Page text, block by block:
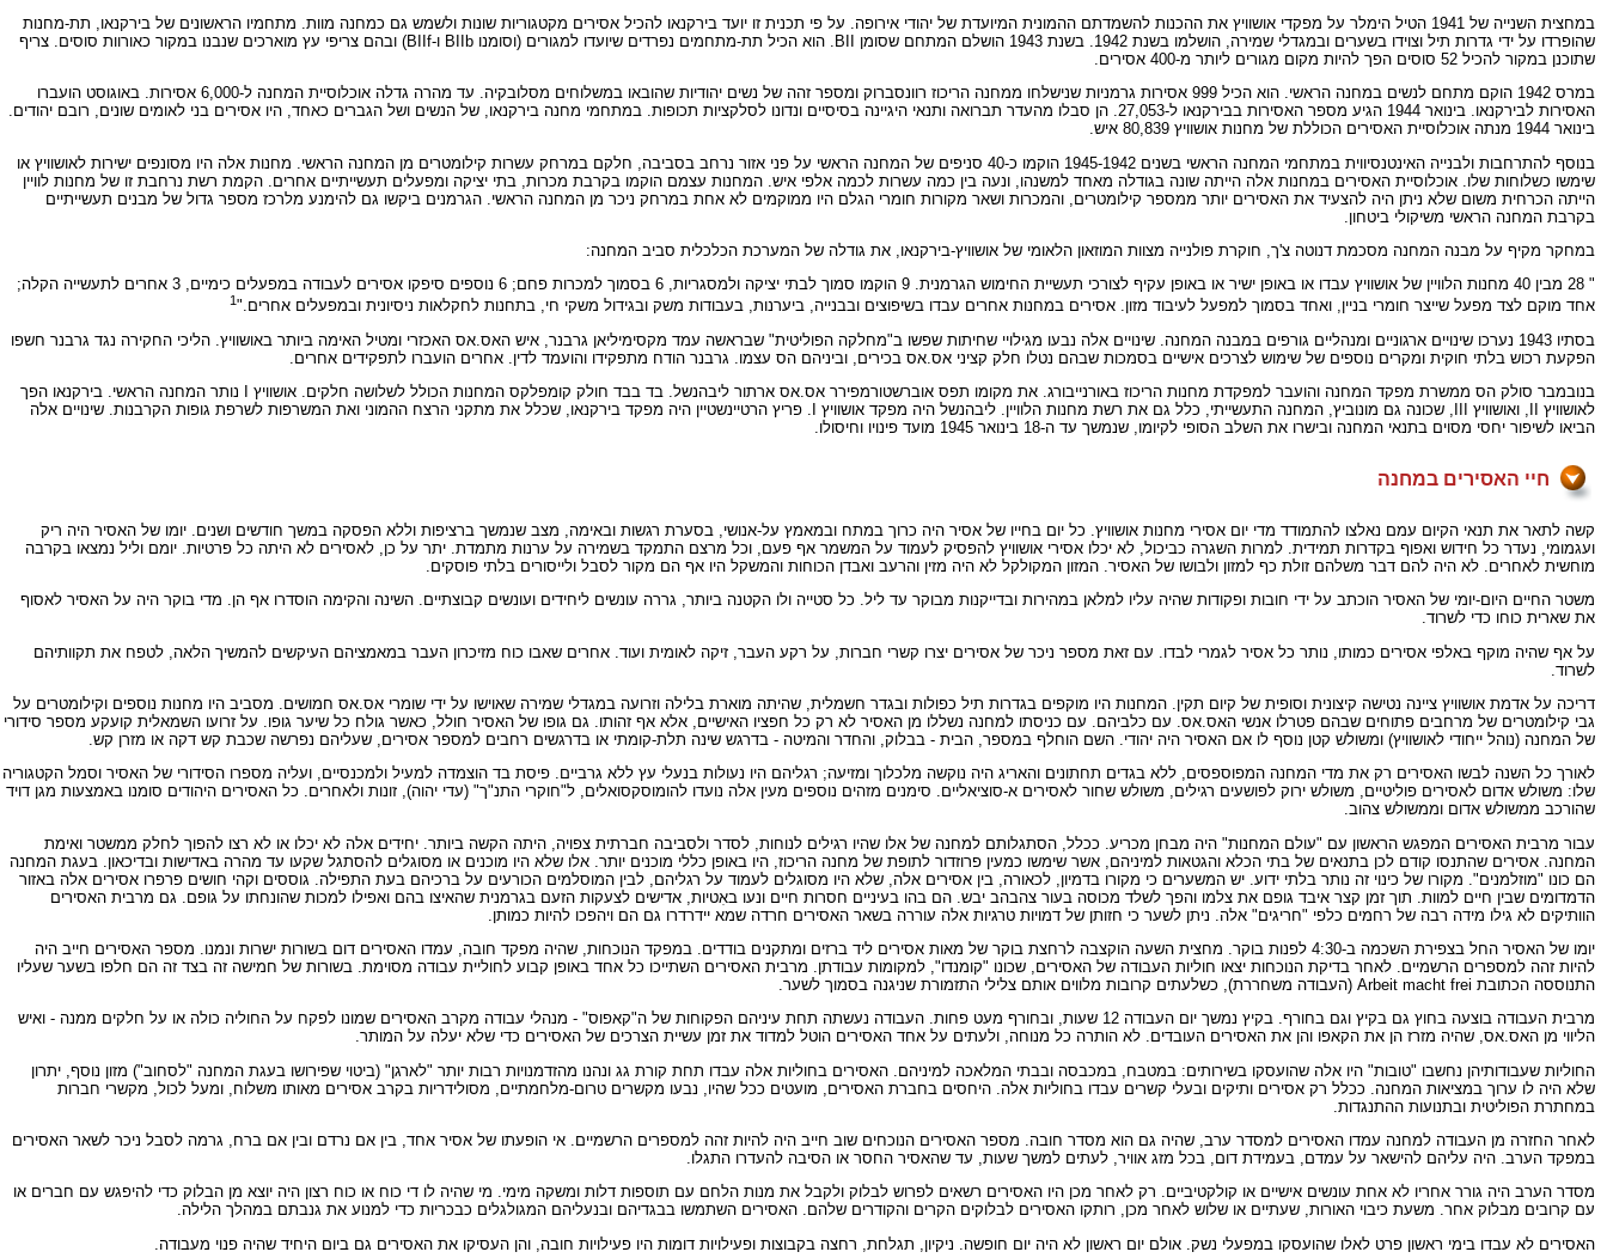
במחצית השנייה של 1941 הטיל הימלר על מפקדי אושוויץ את ההכנות להשמדתם ההמונית המיועדת של יהודי אירופה. על פי תכנית זו יועד בירקנאו להכיל אסירים מקטגוריות שונות ולשמש גם כמחנה מוות. מתחמיו הראשונים של בירקנאו, תת-מחנות
שהופרדו על ידי גדרות תיל וצוידו בשערים ובמגדלי שמירה, הושלמו בשנת 1942. בשנת 1943 הושלם המתחם שסומן BII. הוא הכיל תת-מתחמים נפרדים שיועדו למגורים (וסומנו BIIb ו-BIIf) ובהם צריפי עץ מוארכים שנבנו במקור כאורוות סוסים. צריף
שתוכנן במקור להכיל 52 סוסים הפך להיות מקום מגורים ליותר מ-400 אסירים.
במרס 1942 הוקם מתחם לנשים במחנה הראשי. הוא הכיל 999 אסירות גרמניות שנישלחו ממחנה הריכוז רוונסברוק ומספר זהה של נשים יהודיות שהובאו במשלוחים מסלובקיה. עד מהרה גדלה אוכלוסיית המחנה ל-6,000 אסירות. באוגוסט הועברו
האסירות לבירקנאו. בינואר 1944 הגיע מספר האסירות בבירקנאו ל-27,053. הן סבלו מהעדר תברואה ותנאי היגיינה בסיסיים ונדונו לסלקציות תכופות. במתחמי מחנה בירקנאו, של הנשים ושל הגברים כאחד, היו אסירים בני לאומים שונים, רובם יהודים.
בינואר 1944 מנתה אוכלוסיית האסירים הכוללת של מחנות אושוויץ 80,839 איש.
בנוסף להתרחבות ולבנייה האינטנסיווית במתחמי המחנה הראשי בשנים 1945-1942 הוקמו כ-40 סניפים של המחנה הראשי על פני אזור נרחב בסביבה, חלקם במרחק עשרות קילומטרים מן המחנה הראשי. מחנות אלה היו מסונפים ישירות לאושוויץ או
שימשו כשלוחות שלו. אוכלוסיית האסירים במחנות אלה הייתה שונה בגודלה מאחד למשנהו, ונעה בין כמה עשרות לכמה אלפי איש. המחנות עצמם הוקמו בקרבת מכרות, בתי יציקה ומפעלים תעשייתיים אחרים. הקמת רשת נרחבת זו של מחנות לוויין
הייתה הכרחית משום שלא ניתן היה להצעיד את האסירים יותר ממספר קילומטרים, והמכרות ושאר מקורות חומרי הגלם היו ממוקמים לא אחת במרחק ניכר מן המחנה הראשי. הגרמנים ביקשו גם להימנע מלרכז מספר גדול של מבנים תעשייתיים
בקרבת המחנה הראשי משיקולי ביטחון.
במחקר מקיף על מבנה המחנה מסכמת דנוטה צ'ך, חוקרת פולנייה מצוות המוזאון הלאומי של אושוויץ-בירקנאו, את גודלה של המערכת הכלכלית סביב המחנה:
" 28 מבין 40 מחנות הלוויין של אושוויץ עבדו או באופן ישיר או באופן עקיף לצורכי תעשיית החימוש הגרמנית. 9 הוקמו סמוך לבתי יציקה ולמסגריות, 6 בסמוך למכרות פחם; 6 נוספים סיפקו אסירים לעבודה במפעלים כימיים, 3 אחרים לתעשייה הקלה;
אחד מוקם לצד מפעל שייצר חומרי בניין, ואחד בסמוך למפעל לעיבוד מזון. אסירים במחנות אחרים עבדו בשיפוצים ובבנייה, ביערנות, בעבודות משק ובגידול משקי חי, בתחנות לחקלאות ניסיונית ובמפעלים אחרים."1
בסתיו 1943 נערכו שינויים ארגוניים ומנהליים גורפים במבנה המחנה. שינויים אלה נבעו מגילויי שחיתות שפשו ב"מחלקה הפוליטית" שבראשה עמד מקסימיליאן גרבנר, איש האס.אס האכזרי ומטיל האימה ביותר באושוויץ. הליכי החקירה נגד גרבנר חשפו
הפקעת רכוש בלתי חוקית ומקרים נוספים של שימוש לצרכים אישיים בסמכות שבהם נטלו חלק קציני אס.אס בכירים, וביניהם הס עצמו. גרבנר הודח מתפקידו והועמד לדין. אחרים הועברו לתפקידים אחרים.
בנובמבר סולק הס ממשרת מפקד המחנה והועבר למפקדת מחנות הריכוז באורנייבורג. את מקומו תפס אוברשטורמפירר אס.אס ארתור ליבהנשל. בד בבד חולק קומפלקס המחנות הכולל לשלושה חלקים. אושוויץ I נותר המחנה הראשי. בירקנאו הפך
לאושוויץ II, ואושוויץ III, שכונה גם מונוביץ, המחנה התעשייתי, כלל גם את רשת מחנות הלוויין. ליבהנשל היה מפקד אושוויץ I. פריץ הרטיינשטיין היה מפקד בירקנאו, שכלל את מתקני הרצח ההמוני ואת המשרפות לשרפת גופות הקרבנות. שינויים אלה
הביאו לשיפור יחסי מסוים בתנאי המחנה ובישרו את השלב הסופי לקיומו, שנמשך עד ה-18 בינואר 1945 מועד פינויו וחיסולו.
חיי האסירים במחנה
קשה לתאר את תנאי הקיום עמם נאלצו להתמודד מדי יום אסירי מחנות אושוויץ. כל יום בחייו של אסיר היה כרוך במתח ובמאמץ על-אנושי, בסערת רגשות ובאימה, מצב שנמשך ברציפות וללא הפסקה במשך חודשים ושנים. יומו של האסיר היה ריק
ועגמומי, נעדר כל חידוש ואפוף בקדרות תמידית. למרות השגרה כביכול, לא יכלו אסירי אושוויץ להפסיק לעמוד על המשמר אף פעם, וכל מרצם התמקד בשמירה על ערנות מתמדת. יתר על כן, לאסירים לא היתה כל פרטיות. יומם וליל נמצאו בקרבה
מוחשית לאחרים. לא היה להם דבר משלהם זולת כף למזון ולבושו של האסיר. המזון המקולקל לא היה מזין והרעב ואבדן הכוחות והמשקל היו אף הם מקור לסבל ולייסורים בלתי פוסקים.
משטר החיים היום-יומי של האסיר הוכתב על ידי חובות ופקודות שהיה עליו למלאן במהירות ובדייקנות מבוקר עד ליל. כל סטייה ולו הקטנה ביותר, גררה עונשים ליחידים ועונשים קבוצתיים. השינה והקימה הוסדרו אף הן. מדי בוקר היה על האסיר לאסוף
את שארית כוחו כדי לשרוד.
על אף שהיה מוקף באלפי אסירים כמותו, נותר כל אסיר לגמרי לבדו. עם זאת מספר ניכר של אסירים יצרו קשרי חברות, על רקע העבר, זיקה לאומית ועוד. אחרים שאבו כוח מזיכרון העבר במאמציהם העיקשים להמשיך הלאה, לטפח את תקוותיהם
לשרוד.
דריכה על אדמת אושוויץ ציינה נטישה קיצונית וסופית של קיום תקין. המחנות היו מוקפים בגדרות תיל כפולות ובגדר חשמלית, שהיתה מוארת בלילה וזרועה במגדלי שמירה שאוישו על ידי שומרי אס.אס חמושים. מסביב היו מחנות נוספים וקילומטרים על
גבי קילומטרים של מרחבים פתוחים שבהם פטרלו אנשי האס.אס. עם כלביהם. עם כניסתו למחנה נשללו מן האסיר לא רק כל חפציו האישיים, אלא אף זהותו. גם גופו של האסיר חולל, כאשר גולח כל שיער גופו. על זרועו השמאלית קועקע מספר סידורי
של המחנה (נוהל ייחודי לאושוויץ) ומשולש קטן נוסף לו אם האסיר היה יהודי. השם הוחלף במספר, הבית - בבלוק, והחדר והמיטה - בדרגש שינה תלת-קומתי או בדרגשים רחבים למספר אסירים, שעליהם נפרשה שכבת קש דקה או מזרן קש.
לאורך כל השנה לבשו האסירים רק את מדי המחנה המפוספסים, ללא בגדים תחתונים והאריג היה נוקשה מלכלוך ומזיעה; רגליהם היו נעולות בנעלי עץ ללא גרביים. פיסת בד הוצמדה למעיל ולמכנסיים, ועליה מספרו הסידורי של האסיר וסמל הקטגוריה
שלו: משולש אדום לאסירים פוליטיים, משולש ירוק לפושעים רגילים, משולש שחור לאסירים א-סוציאליים. סימנים מזהים נוספים מעין אלה נועדו להומוסקסואלים, ל"חוקרי התנ"ך" (עדי יהוה), זונות ולאחרים. כל האסירים היהודים סומנו באמצעות מגן דויד
שהורכב ממשולש אדום וממשולש צהוב.
עבור מרבית האסירים המפגש הראשון עם "עולם המחנות" היה מבחן מכריע. ככלל, הסתגלותם למחנה של אלו שהיו רגילים לנוחות, לסדר ולסביבה חברתית צפויה, היתה הקשה ביותר. יחידים אלה לא יכלו או לא רצו להפוך לחלק ממשטר ואימת
המחנה. אסירים שהתנסו קודם לכן בתנאים של בתי הכלא והגטאות למיניהם, אשר שימשו כמעין פרוזדור לתופת של מחנה הריכוז, היו באופן כללי מוכנים יותר. אלו שלא היו מוכנים או מסוגלים להסתגל שקעו עד מהרה באדישות ובדיכאון. בעגת המחנה
הם כונו "מוזלמנים". מקורו של כינוי זה נותר בלתי ידוע. יש המשערים כי מקורו בדמיון, לכאורה, בין אסירים אלה, שלא היו מסוגלים לעמוד על רגליהם, לבין המוסלמים הכורעים על ברכיהם בעת התפילה. גוססים וקהי חושים פרפרו אסירים אלה באזור
הדמדומים שבין חיים למוות. תוך זמן קצר איבד גופם את צלמו והפך לשלד מכוסה בעור צהבהב יבש. הם בהו בעיניים חסרות חיים ונעו באִטיות, אדישים לצעקות הזעם בגרמנית שהאיצו בהם ואפילו למכות שהונחתו על גופם. גם מרבית האסירים
הוותיקים לא גילו מידה רבה של רחמים כלפי "חריגים" אלה. ניתן לשער כי חזותן של דמויות טרגיות אלה עוררה בשאר האסירים חרדה שמא יידרדרו גם הם ויהפכו להיות כמותן.
יומו של האסיר החל בצפירת השכמה ב-4:30 לפנות בוקר. מחצית השעה הוקצבה לרחצת בוקר של מאות אסירים ליד ברזים ומתקנים בודדים. במפקד הנוכחות, שהיה מפקד חובה, עמדו האסירים דום בשורות ישרות ונמנו. מספר האסירים חייב היה
להיות זהה למספרים הרשמיים. לאחר בדיקת הנוכחות יצאו חוליות העבודה של האסירים, שכונו "קומנדו", למקומות עבודתן. מרבית האסירים השתייכו כל אחד באופן קבוע לחוליית עבודה מסוימת. בשורות של חמישה זה בצד זה הם חלפו בשער שעליו
התנוססה הכתובת Arbeit macht frei (העבודה משחררת), כשלעתים קרובות מלווים אותם צלילי התזמורת שניגנה בסמוך לשער.
מרבית העבודה בוצעה בחוץ גם בקיץ וגם בחורף. בקיץ נמשך יום העבודה 12 שעות, ובחורף מעט פחות. העבודה נעשתה תחת עיניהם הפקוחות של ה"קאפוס" - מנהלי עבודה מקרב האסירים שמונו לפקח על החוליה כולה או על חלקים ממנה - ואיש
הליווי מן האס.אס, שהיה מזרז הן את הקאפו והן את האסירים העובדים. לא הותרה כל מנוחה, ולעתים על אחד האסירים הוטל למדוד את זמן עשיית הצרכים של האסירים כדי שלא יעלה על המותר.
החוליות שעבודותיהן נחשבו "טובות" היו אלה שהועסקו בשירותים: במטבח, במכבסה ובבתי המלאכה למיניהם. האסירים בחוליות אלה עבדו תחת קורת גג ונהנו מהזדמנויות רבות יותר "לארגן" (ביטוי שפירושו בעגת המחנה "לסחוב") מזון נוסף, יתרון
שלא היה לו ערוך במציאות המחנה. ככלל רק אסירים ותיקים ובעלי קשרים עבדו בחוליות אלה. היחסים בחברת האסירים, מועטים ככל שהיו, נבעו מקשרים טרום-מלחמתיים, מסולידריות בקרב אסירים מאותו משלוח, ומעל לכול, מקשרי חברות
במחתרת הפוליטית ובתנועות ההתנגדות.
לאחר החזרה מן העבודה למחנה עמדו האסירים למסדר ערב, שהיה גם הוא מסדר חובה. מספר האסירים הנוכחים שוב חייב היה להיות זהה למספרים הרשמיים. אי הופעתו של אסיר אחד, בין אם נרדם ובין אם ברח, גרמה לסבל ניכר לשאר האסירים
במפקד הערב. היה עליהם להישאר על עמדם, בעמידת דום, בכל מזג אוויר, לעתים למשך שעות, עד שהאסיר החסר או הסיבה להעדרו התגלו.
מסדר הערב היה גורר אחריו לא אחת עונשים אישיים או קולקטיביים. רק לאחר מכן היו האסירים רשאים לפרוש לבלוק ולקבל את מנות הלחם עם תוספות דלות ומשקה מימי. מי שהיה לו די כוח או כוח רצון היה יוצא מן הבלוק כדי להיפגש עם חברים או
עם קרובים מבלוק אחר. משעת כיבוי האורות, שעתיים או שלוש לאחר מכן, רותקו האסירים לבלוקים הקרים והקודרים שלהם. האסירים השתמשו בבגדיהם ובנעליהם המגולגלים כבכריות כדי למנוע את גנבתם במהלך הלילה.
האסירים לא עבדו בימי ראשון פרט לאלו שהועסקו במפעלי נשק. אולם יום ראשון לא היה יום חופשה. ניקיון, תגלחת, רחצה בקבוצות ופעילויות דומות היו פעילויות חובה, והן העסיקו את האסירים גם ביום היחיד שהיה פנוי מעבודה.